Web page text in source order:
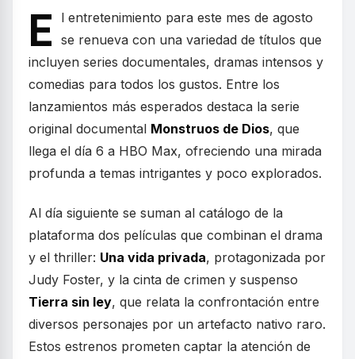
E
l entretenimiento para este mes de agosto
se renueva con una variedad de títulos que
incluyen series documentales, dramas intensos y
comedias para todos los gustos. Entre los
lanzamientos más esperados destaca la serie
original documental Monstruos de Dios, que
llega el día 6 a HBO Max, ofreciendo una mirada
profunda a temas intrigantes y poco explorados.
Al día siguiente se suman al catálogo de la
plataforma dos películas que combinan el drama
y el thriller: Una vida privada, protagonizada por
Judy Foster, y la cinta de crimen y suspenso
Tierra sin ley, que relata la confrontación entre
diversos personajes por un artefacto nativo raro.
Estos estrenos prometen captar la atención de